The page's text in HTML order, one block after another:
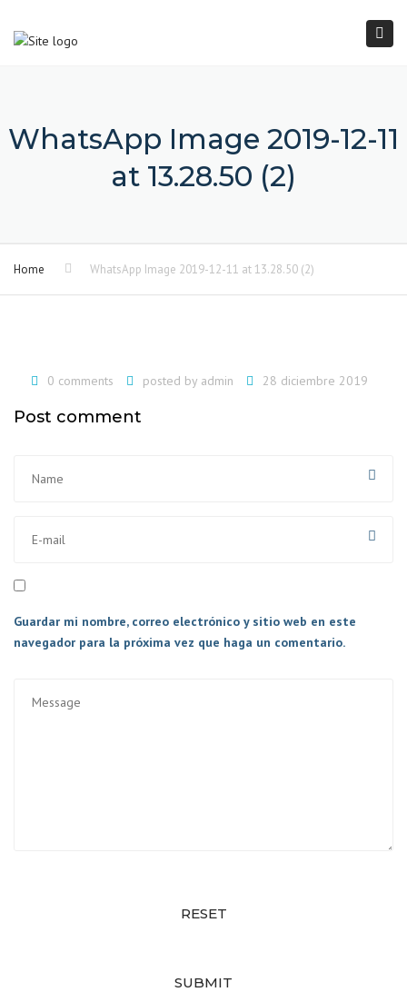
WhatsApp Image 2019-12-11
at 13.28.50 (2)
Home WhatsApp Image 2019-12-11 at 13.28.50 (2)
0 comments posted by admin 28 diciembre 2019
Post comment
Guardar mi nombre, correo electrónico y sitio web en este
navegador para la próxima vez que haga un comentario.
RESET
SUBMIT